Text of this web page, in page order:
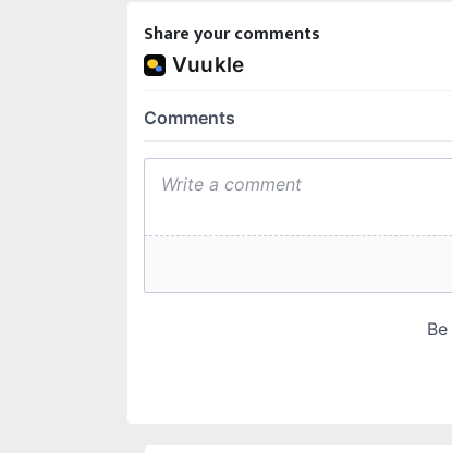
Share your comments